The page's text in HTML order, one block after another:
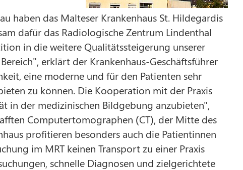
haben das Malteser Krankenhaus St. Hildegardis
dafür das Radiologische Zentrum Lindenthal
in die weitere Qualitätssteigerung unserer
erklärt der Krankenhaus-Geschäftsführer
eine moderne und für den Patienten sehr
zu können. Die Kooperation mit der Praxis
in der medizinischen Bildgebung anzubieten",
Computertomographen (CT), der Mitte des
profitieren besonders auch die Patientinnen
im MRT keinen Transport zu einer Praxis
schnelle Diagnosen und zielgerichtete